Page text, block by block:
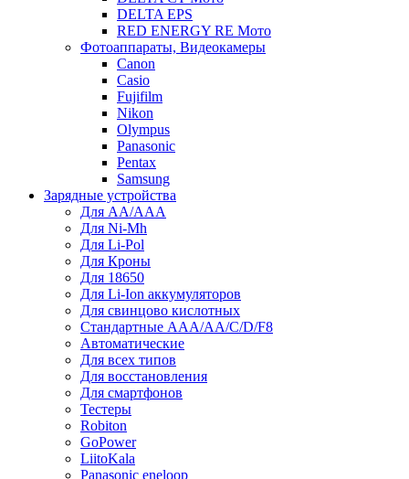
DELTA EPS
RED ENERGY RE Мото
Фотоаппараты, Видеокамеры
Canon
Casio
Fujifilm
Nikon
Olympus
Panasonic
Pentax
Samsung
Зарядные устройства
Для AA/AAA
Для Ni-Mh
Для Li-Pol
Для Кроны
Для 18650
Для Li-Ion аккумуляторов
Для свинцово кислотных
Стандартные ААА/АА/С/D/F8
Автоматические
Для всех типов
Для восстановления
Для смартфонов
Тестеры
Robiton
GoPower
LiitoKala
Panasonic eneloop